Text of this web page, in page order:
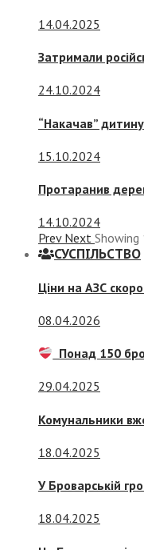
14.04.2025
Затримали
24.10.2024
“Накачав”
15.10.2024
Протаранив
14.10.2024
Prev Next Showing
СУСПIЛЬСТВО
Ціни на АЗС
08.04.2026
Понад 150
29.04.2025
Комунальники
18.04.2025
У Броварській
18.04.2025